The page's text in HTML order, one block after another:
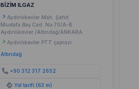
BİZİM ILGAZ
Aydınlıkevler Mah. Şehit
Mustafa Baş Cad. No:70/A-B
Aydınlıkevler /Altındağ/ANKARA
Aydınlıkevler PTT çaprazı
Altındağ
+90 312 317 2652
Yol tarifi (63 m)